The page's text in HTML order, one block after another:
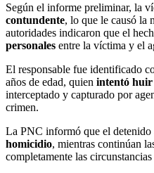
Según el informe preliminar, la
contundente, lo que le causó la
autoridades indicaron que el
personales entre la víctima y el
El responsable fue identificado
años de edad, quien intentó huir
interceptado y capturado por
crimen.
La PNC informó que el detenido
homicidio, mientras continúan
completamente las